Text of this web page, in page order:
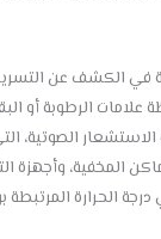
في الكشف عن
الرطوبة أو
الصوتية،
المخفية، وأجهزة
الحرارة المرتبطة